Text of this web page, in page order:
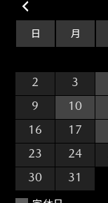
日 月
2
3
9
10
16
17
23
24
30
31